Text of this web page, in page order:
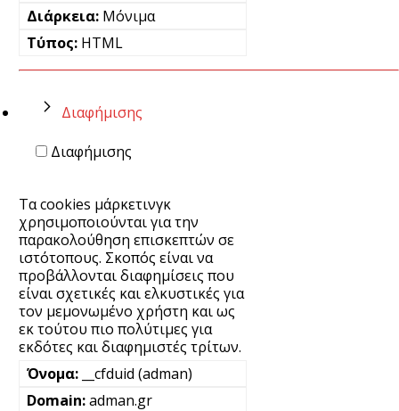
Μόνιμα
HTML
Διαφήμισης
Διαφήμισης
Τα cookies μάρκετινγκ
χρησιμοποιούνται για την
παρακολούθηση επισκεπτών σε
ιστότοπους. Σκοπός είναι να
προβάλλονται διαφημίσεις που
είναι σχετικές και ελκυστικές για
τον μεμονωμένο χρήστη και ως
εκ τούτου πιο πολύτιμες για
εκδότες και διαφημιστές τρίτων.
__cfduid (adman)
adman.gr